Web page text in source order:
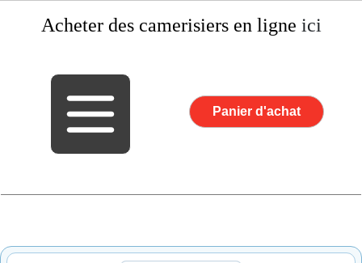
Acheter des camerisiers en ligne ici
Panier d'achat